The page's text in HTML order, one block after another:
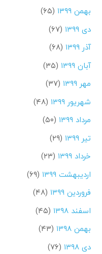
بهمن ۱۳۹۹
(۶۵)
دی ۱۳۹۹
(۶۷)
آذر ۱۳۹۹
(۶۸)
آبان ۱۳۹۹
(۳۵)
مهر ۱۳۹۹
(۳۷)
شهریور ۱۳۹۹
(۴۸)
مرداد ۱۳۹۹
(۵۰)
تیر ۱۳۹۹
(۲۹)
خرداد ۱۳۹۹
(۲۳)
اردیبهشت ۱۳۹۹
(۶۹)
فروردین ۱۳۹۹
(۴۸)
اسفند ۱۳۹۸
(۴۵)
بهمن ۱۳۹۸
(۴۳)
دی ۱۳۹۸
(۷۶)